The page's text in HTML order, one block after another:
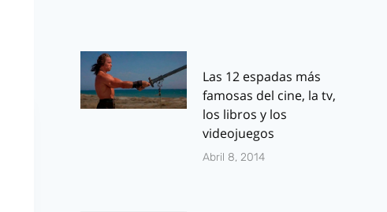
Las 12 espadas más
famosas del cine, la tv,
los libros y los
videojuegos
Abril 8, 2014